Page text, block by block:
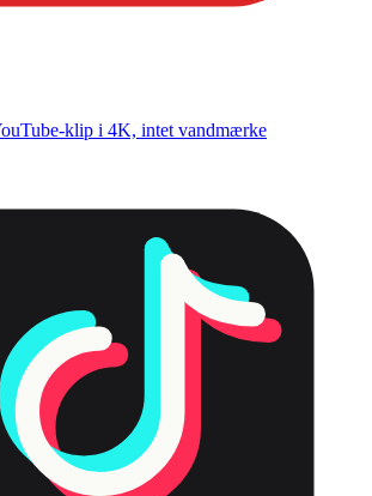
klip i 4K, intet vandmærke